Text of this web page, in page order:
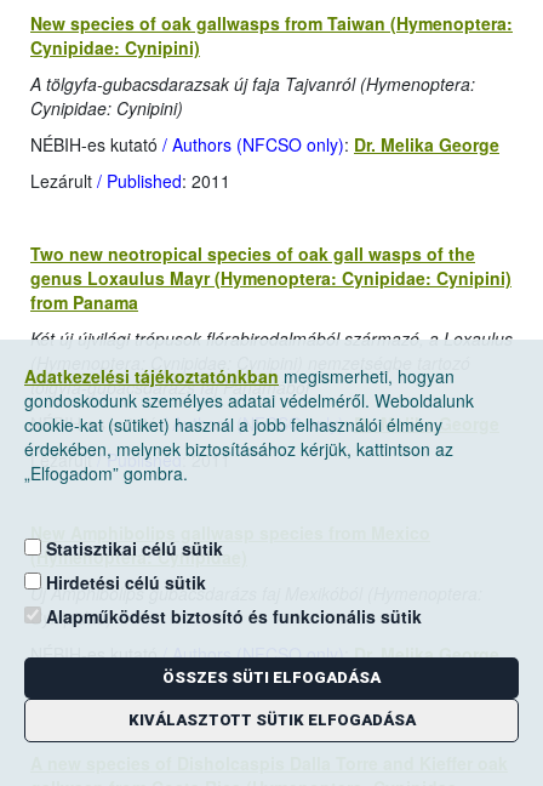
New species of oak gallwasps from Taiwan (Hymenoptera:
Cynipidae: Cynipini)
A tölgyfa-gubacsdarazsak új faja Tajvanról (Hymenoptera:
Cynipidae: Cynipini)
NÉBIH-es kutató / Authors (NFCSO only): Dr. Melika George
Lezárult / Published: 2011
Two new neotropical species of oak gall wasps of the
genus Loxaulus Mayr (Hymenoptera: Cynipidae: Cynipini)
from Panama
Két új újvilági trópusok flórabirodalmából származó, a Loxaulus
tölgyfa-gubacsdarázs faj Panamából
NÉBIH-es kutató/ Authors (NFCSO only):Dr. Melika George
Lezárult/ Published : 2011
New Amphibolips gallwasp species from Mexico
(Hymenoptera: Cynipidae)
Új Amphibolips gubacsdarázs faj Mexikóból (Hymenoptera:
Cynipidae)
NÉBIH-es kutató/ Authors (NFCSO only):Dr. Melika George
/ Published: 2011
Adatkezelési tájékoztatónkban megismerheti, hogyan
gondoskodunk személyes adatai védelméről. Weboldalunk
cookie-kat (sütiket) használ a jobb felhasználói élmény
érdekében, melynek biztosításához kérjük, kattintson az
„Elfogadom” gombra.
Statisztikai célú sütik
Hirdetési célú sütik
Alapműködést biztosító és funkcionális sütik
ÖSSZES SÜTI ELFOGADÁSA
KIVÁLASZTOTT SÜTIK ELFOGADÁSA